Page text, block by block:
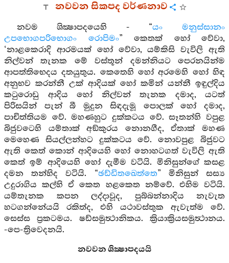
නවවන සිකපද වර්ණනාව
නවම ශික්‍ෂාපදයෙහි - “යං මනුස්සානං
උපභොගපරිභොගං රොපිමං” කෙතක් හෝ වේවා,
‘නාළකෙරාදි ආරමයක් හෝ වේවා, යම්කිසි වැවිලි ඇති
නිල්වන් තැනක මේ වස්තූන් දමන්නියට පෙරනයින්ම
ආපත්තිභෙදය දතයුතුය. කෙතෙහි හෝ අරමෙහි හෝ හිඳ
අනුභව කරන්නී උක් ආදියක් හෝ කමින් යන්නී ඉඳුල්දිය
කටුරොඩු ආදිය හෝ නිල්වන් තැනක දමාද, යටත්
පිරිසයින් පැන් බී මුදුන සිඳදැමූ පොලක් හෝ දමාද,
පාචිත්තියම වේ. මහණහුට දුක්කටය වේ. සෑතන්හි වපුළ
බිජුවටෙහි යම්තාක් අඞ්කුරය නොනගීද, ඒතාක් මහණ
මෙහෙණ සියල්ලන්හට දුක්කටය වේ. නොවපුළ බිජුවට
ඇති කෙත් කොන් ආදියෙහි හෝ නොහටගත් වැවිලි ඇති
කෙත් ඉම් ආදියෙහි හෝ දැමීම වටියි. මිනිසුන්ගේ කසළ
දමන තන්හිද වටියි. “ඡඩ්ඩිතඛෙත්තෙ” මිනිසුන් සස්‍ය
උදුරාගිය කල්හි ඒ කෙත හළකෙත නම්වේ. එහිම වටියි.
යම්තැනක කපන ලද්දාවූද, පුබ්බන්නාදිය නැවැත
හටගන්නේයයි රකිත්ද, එහි යථාවස්තුක ඇවැත්ම වේ.
සෙස්ස ප්‍රකටමය. ෂඩ්සමුත්‍ථානිකය. ක්‍රියාක්‍රියසමුත්‍ථානය.
-පෙ-ත්‍රිවෙදනයි.
නවවන ශික්‍ෂාපදයයි